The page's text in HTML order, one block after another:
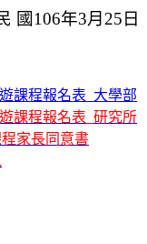
國106年3月 25日
課程報名表_大學部
課程報名表_研究所
家長同意書